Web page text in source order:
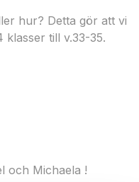
hur? Detta gör att vi
till v.33-35.
och Michaela !